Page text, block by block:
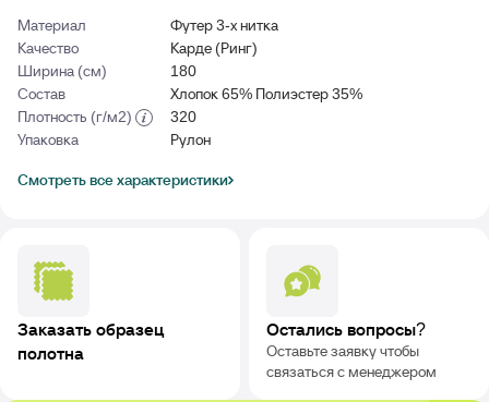
Материал
Футер 3-х нитка
Качество
Карде (Ринг)
Ширина (см)
180
Состав
Хлопок 65% Полиэстер 35%
Плотность (г/м2)
320
Упаковка
Рулон
Смотреть все характеристики
Заказать образец
полотна
Остались вопросы?
Оставьте заявку чтобы
связаться с менеджером